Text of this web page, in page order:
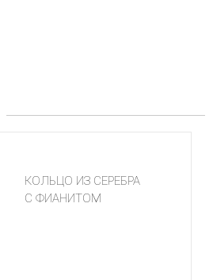
КОЛЬЦО ИЗ СЕРЕБРА
С ФИАНИТОМ